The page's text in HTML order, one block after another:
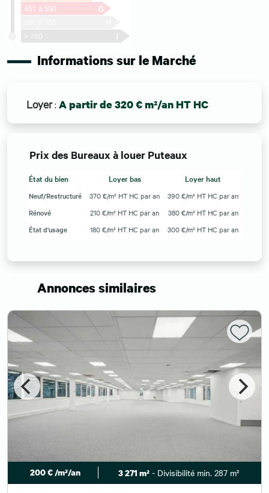
Informations sur le Marché
Loyer: A partir de 320 € m²/an HT HC
Prix des Bureaux à louer Puteaux
État du bien Loyer bas Loyer haut
Neuf/Restructuré 370 €/m² HT HC par an
390 €/m² HT HC par an
Rénové
210 €/m² HT HC par an
380 €/m² HT HC par an
État d'usage
180 €/m² HT HC par an 300 €/m² HT HC par an
Annonces similaires
200 € /m²/an 3 271 m² - Divisibilité min. 287 m²